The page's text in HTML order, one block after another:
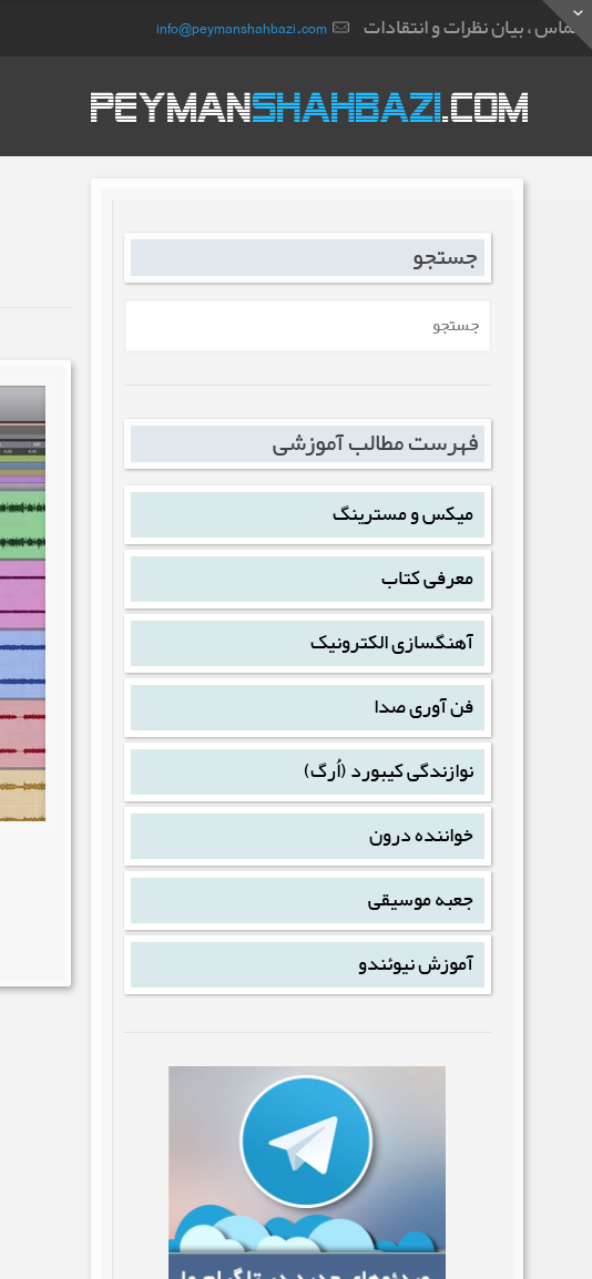
تماس ، بیان نظرات و انتقادات info@peymanshahbazi.com
جستجو
فهرست مطالب آموزشی
میکس و مسترینگ
معرفی کتاب
آهنگسازی الکترونیک
فن آوری صدا
نوازندگی کیبورد (اُرگ)
خواننده درون
جعبه موسیقی
آموزش نیوئندو